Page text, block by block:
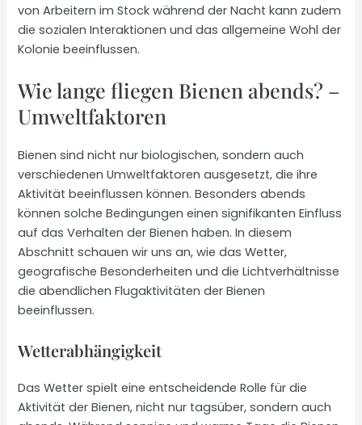
von Arbeitern im Stock während der Nacht kann zudem
die sozialen Interaktionen und das allgemeine Wohl der
Kolonie beeinflussen.
Wie lange fliegen Bienen abends? –
Umweltfaktoren
Bienen sind nicht nur biologischen, sondern auch
verschiedenen Umweltfaktoren ausgesetzt, die ihre
Aktivität beeinflussen können. Besonders abends
können solche Bedingungen einen signifikanten Einfluss
auf das Verhalten der Bienen haben. In diesem
Abschnitt schauen wir uns an, wie das Wetter,
geografische Besonderheiten und die Lichtverhältnisse
die abendlichen Flugaktivitäten der Bienen
beeinflussen.
Wetterabhängigkeit
Das Wetter spielt eine entscheidende Rolle für die
Aktivität der Bienen, nicht nur tagsüber, sondern auch